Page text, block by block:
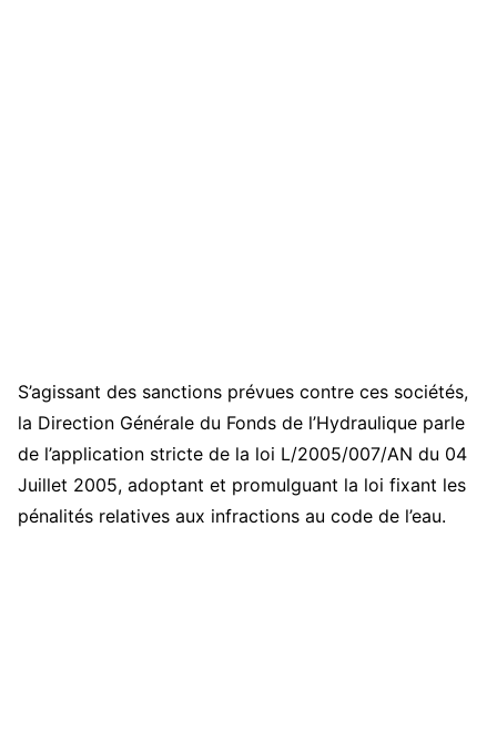
S’agissant des sanctions prévues contre ces sociétés,
la Direction Générale du Fonds de l’Hydraulique parle
de l’application stricte de la loi L/2005/007/AN du 04
Juillet 2005, adoptant et promulguant la loi fixant les
pénalités relatives aux infractions au code de l’eau.